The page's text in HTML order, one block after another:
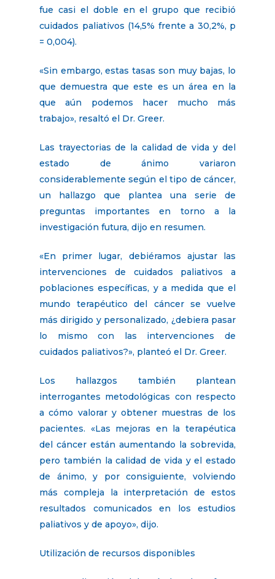
fue casi el doble en el grupo que recibió
cuidados paliativos (14,5% frente a 30,2%, p
= 0,004).
«Sin embargo, estas tasas son muy bajas, lo
que demuestra que este es un área en la
que aún podemos hacer mucho más
trabajo», resaltó el Dr. Greer.
Las trayectorias de la calidad de vida y del
estado de ánimo variaron
considerablemente según el tipo de cáncer,
un hallazgo que plantea una serie de
preguntas importantes en torno a la
investigación futura, dijo en resumen.
«En primer lugar, debiéramos ajustar las
intervenciones de cuidados paliativos a
poblaciones específicas, y a medida que el
mundo terapéutico del cáncer se vuelve
más dirigido y personalizado, ¿debiera pasar
lo mismo con las intervenciones de
cuidados paliativos?», planteó el Dr. Greer.
Los hallazgos también plantean
interrogantes metodológicas con respecto
a cómo valorar y obtener muestras de los
pacientes. «Las mejoras en la terapéutica
del cáncer están aumentando la sobrevida,
pero también la calidad de vida y el estado
de ánimo, y por consiguiente, volviendo
más compleja la interpretación de estos
resultados comunicados en los estudios
paliativos y de apoyo», dijo.
Utilización de recursos disponibles